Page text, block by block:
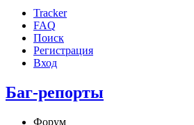
Tracker
FAQ
Поиск
Регистрация
Вход
Баг-репорты
Форум